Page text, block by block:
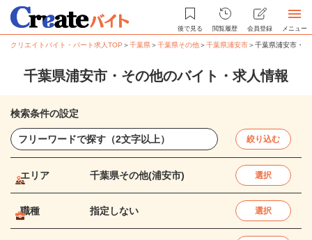
後で見る 閲覧履歴 会員登録 メニュー
クリエイトバイト・パート求人TOP ＞千葉県＞千葉県その他＞千葉県浦安市＞千葉県浦安市・
千葉県浦安市・その他のバイト・求人情報
検索条件の設定
絞り込む
エリア 千葉県その他(浦安市) 選択
職種 指定しない 選択